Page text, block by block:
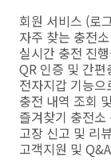
회원 서비스 (로
자주 찾는 충전
실시간 충전 진
QR 인증 및 간편
전자지갑 기능
충전 내역 조회
즐겨찾기 충전소
고장 신고 및 리
고객지원 및